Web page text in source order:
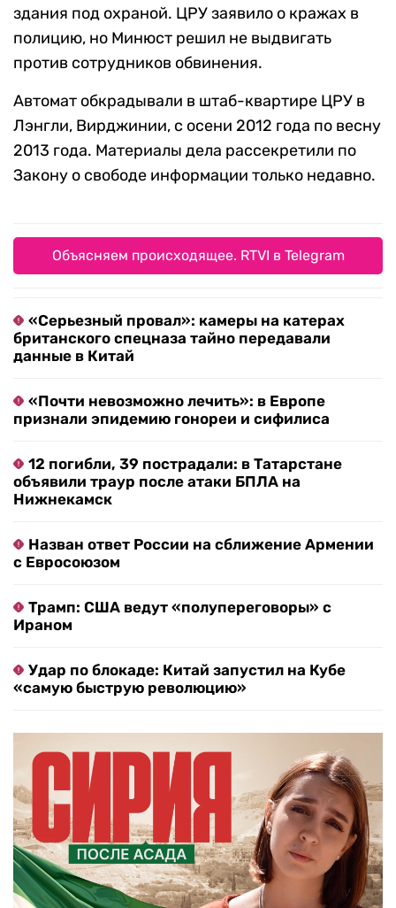
здания под охраной. ЦРУ заявило о кражах в
полицию, но Минюст решил не выдвигать
против сотрудников обвинения.
Автомат обкрадывали в штаб-квартире ЦРУ в
Лэнгли, Вирджинии, с осени 2012 года по весну
2013 года. Материалы дела рассекретили по
Закону о свободе информации только недавно.
Объясняем происходящее. RTVI в Telegram
«Серьезный провал»: камеры на катерах
британского спецназа тайно передавали
данные в Китай
«Почти невозможно лечить»: в Европе
признали эпидемию гонореи и сифилиса
12 погибли, 39 пострадали: в Татарстане
объявили траур после атаки БПЛА на
Нижнекамск
Назван ответ России на сближение Армении
с Евросоюзом
Трамп: США ведут «полупереговоры» с
Ираном
Удар по блокаде: Китай запустил на Кубе
«самую быструю революцию»